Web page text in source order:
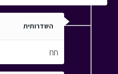
השדרותית
חח